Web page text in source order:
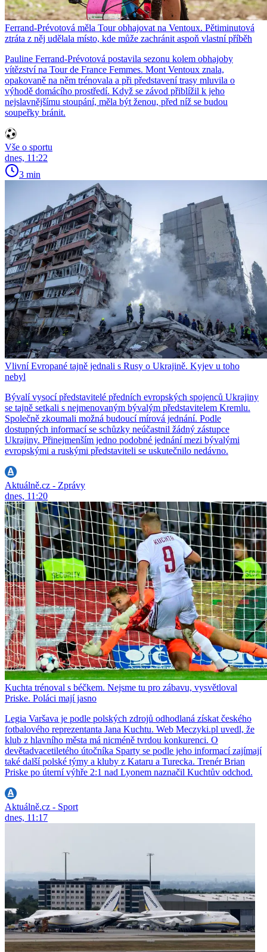
Ferrand-Prévotová měla Tour obhajovat na Ventoux. Pětiminutová
ztráta z něj udělala místo, kde může zachránit aspoň vlastní příběh
Pauline Ferrand-Prévotová postavila sezonu kolem obhajoby
vítězství na Tour de France Femmes. Mont Ventoux znala,
opakovaně na něm trénovala a při představení trasy mluvila o
výhodě domácího prostředí. Když se závod přiblížil k jeho
nejslavnějšímu stoupání, měla být ženou, před níž se budou
soupeřky bránit.
Vše o sportu
dnes, 11:22
3 min
Vlivní Evropané tajně jednali s Rusy o Ukrajině. Kyjev u toho
nebyl
Bývalí vysocí představitelé předních evropských spojenců Ukrajiny
se tajně setkali s nejmenovaným bývalým představitelem Kremlu.
Společně zkoumali možná budoucí mírová jednání. Podle
dostupných informací se schůzky neúčastnil žádný zástupce
Ukrajiny. Přinejmenším jedno podobné jednání mezi bývalými
evropskými a ruskými představiteli se uskutečnilo nedávno.
Aktuálně.cz - Zprávy
dnes, 11:20
Kuchta trénoval s béčkem. Nejsme tu pro zábavu, vysvětloval
Priske. Poláci mají jasno
Legia Varšava je podle polských zdrojů odhodlaná získat českého
fotbalového reprezentanta Jana Kuchtu. Web Meczyki.pl uvedl, že
klub z hlavního města má nicméně tvrdou konkurenci. O
devětadvacetiletého útočníka Sparty se podle jeho informací zajímají
také další polské týmy a kluby z Kataru a Turecka. Trenér Brian
Priske po úterní výhře 2:1 nad Lyonem naznačil Kuchtův odchod.
Aktuálně.cz - Sport
dnes, 11:17